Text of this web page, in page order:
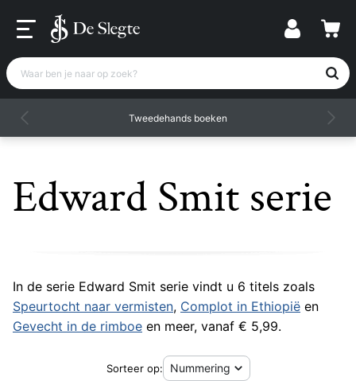
Waar ben je naar op zoek?
Tweedehands boeken
Edward Smit serie
In de serie Edward Smit serie vindt u 6 titels zoals
Speurtocht naar vermisten, Complot in Ethiopië en
Gevecht in de rimboe en meer, vanaf € 5,99.
Sorteer op: